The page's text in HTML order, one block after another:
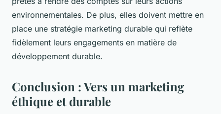
environnementales. De plus, elles doivent mettre en
place une stratégie marketing durable qui reflète
fidèlement leurs engagements en matière de
développement durable.
Conclusion : Vers un marketing
éthique et durable